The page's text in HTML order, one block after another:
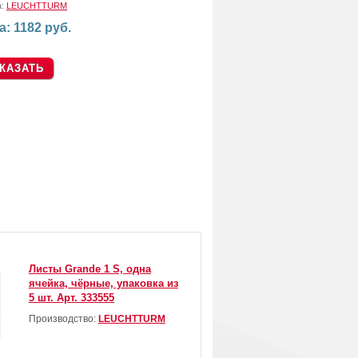
LEUCHTTURM
1182 руб.
Листы Grande 1 S, одна
ячейка, чёрные, упаковка из
5 шт. Арт. 333555
Производство: LEUCHTTURM